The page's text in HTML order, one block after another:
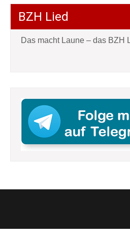
BZH Lied
Das macht Laune – das BZH